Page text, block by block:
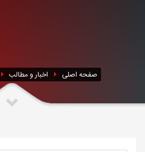
اخبار و مطالب صفحه اصلی